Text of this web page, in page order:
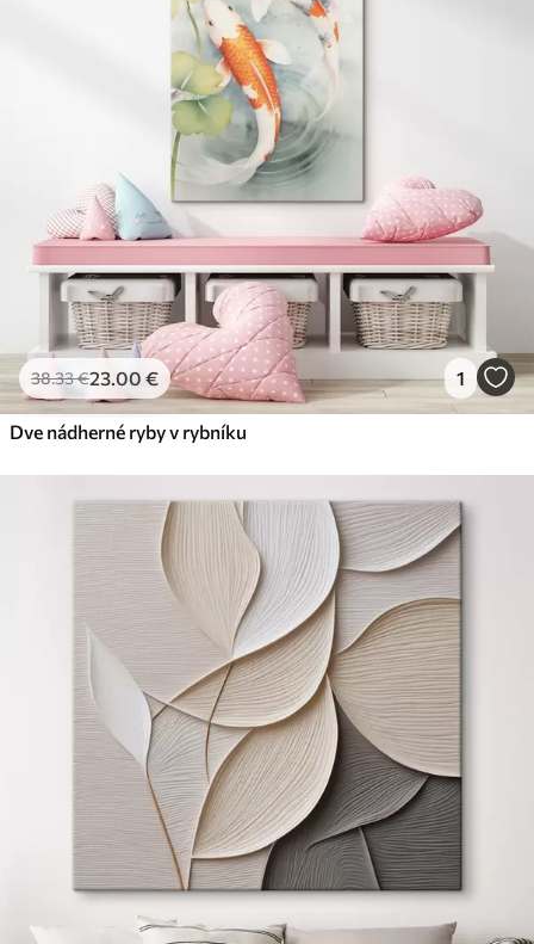
38.33€23.00 € 1
Dve nádherné ryby v rybníku